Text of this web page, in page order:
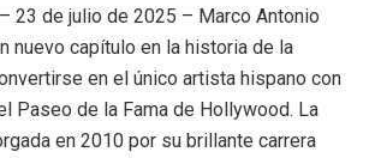
23 de julio de 2025 – Marco Antonio
nuevo capítulo en la historia de la
en el único artista hispano con
Paseo de la Fama de Hollywood. La
en 2010 por su brillante carrera